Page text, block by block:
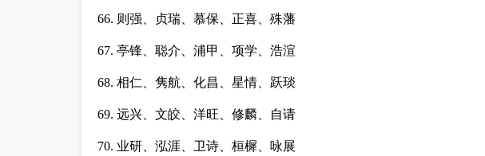
66. 则强、贞瑞、慕保、正喜、殊藩
67. 亭锋、聪介、浦甲、项学、浩渲
68. 相仁、隽航、化昌、星情、跃琰
69. 远兴、文皎、洋旺、修麟、自请
70. 业研、泓涯、卫诗、桓樨、咏展